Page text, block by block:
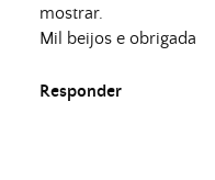
mostrar.
Mil beijos e obrigada
Responder